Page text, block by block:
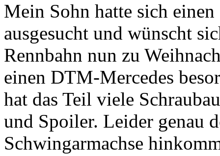
Mein Sohn hatte sich
ausgesucht und wünscht
Rennbahn nun zu
einen DTM-Mercedes
hat das Teil viele
und Spoiler. Leider genau
Schwingarmachse